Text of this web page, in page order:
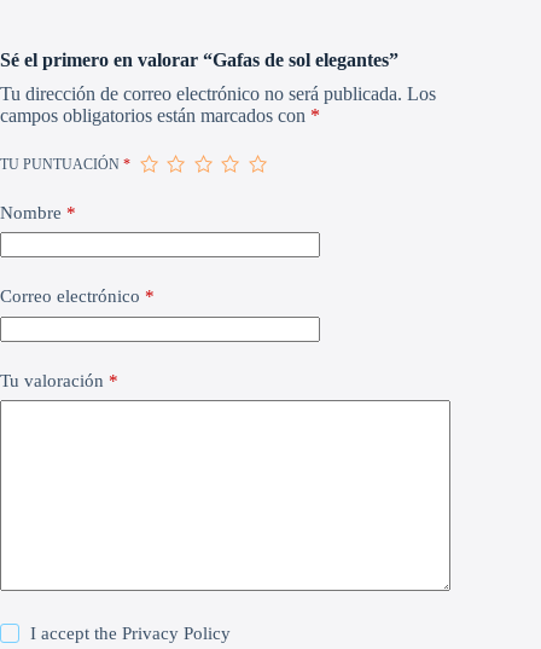
Sé el primero en valorar “Gafas de sol elegantes”
Tu dirección de correo electrónico no será publicada. Los
campos obligatorios están marcados con *
TU PUNTUACIÓN *
Nombre *
Correo electrónico *
Tu valoración *
I accept thePrivacy Policy